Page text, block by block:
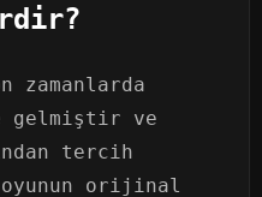
zamanlarda
gelmiştir ve
tercih
orijinal